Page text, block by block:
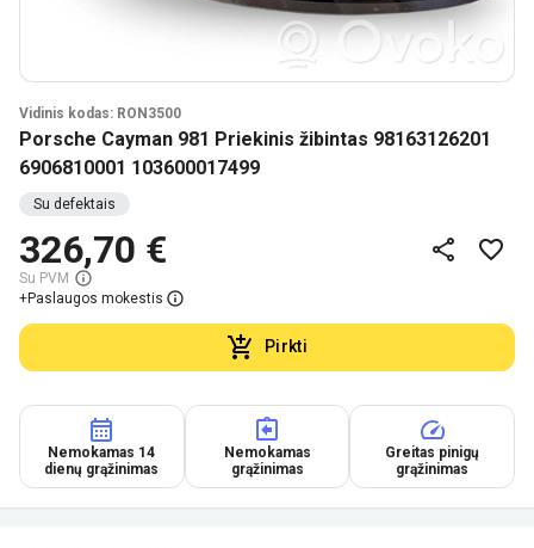
Vidinis kodas: RON3500
Porsche Cayman 981 Priekinis žibintas 98163126201
6906810001 103600017499
Su defektais
326,70 €
Su PVM
+Paslaugos mokestis
Pirkti
Nemokamas 14
dienų grąžinimas
Nemokamas
grąžinimas
Greitas pinigų
grąžinimas